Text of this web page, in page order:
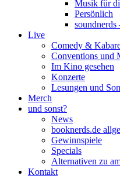
Musik für
Persönlich
Live
Comedy &
Conventions und
Im Kino gesehen
Konzerte
Lesungen und
Merch
und sonst?
News
booknerds.de
Gewinnspiele
Specials
Alternativen zu
Kontakt